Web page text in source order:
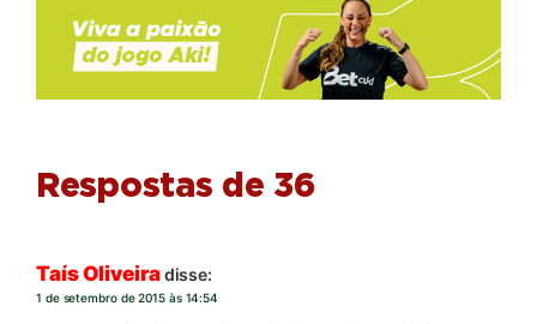
Respostas de 36
Taís Oliveiradisse:
1 de setembro de 2015 às 14:54